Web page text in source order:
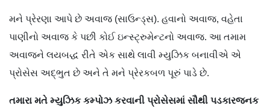
મને પ્રેરણા આપે છે અવાજ (સાઉન્ડ્સ). હવાનો અવાજ, વહેતા
પાણીનો અવાજ કે પછી કોઈ ઇન્સ્ટ્રુમેન્ટનો અવાજ. આ તમામ
અવાજને લયબદ્ધ રીતે એક સાથે લાવી મ્યુઝિક બનાવીએ એ
પ્રોસેસ અદ્ભુત છે અને તે મને પ્રેરકબળ પૂરું પાડે છે.
તમારા મતે મ્યુઝિક કમ્પોઝ કરવાની પ્રોસેસમાં સૌથી પડકારજનક